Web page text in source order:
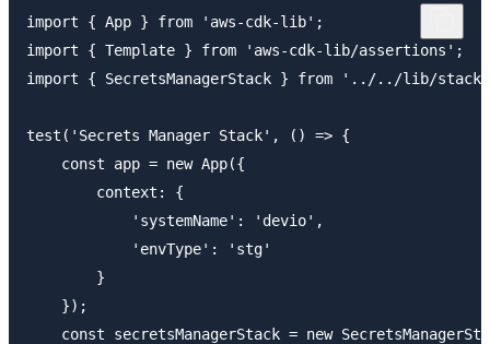
import { App } from 'aws-cdk-lib';
import { Template } from 'aws-cdk-lib/assertions';
import { SecretsManagerStack } from '../../lib/stack/
test('Secrets Manager Stack', () => {
    const app = new App({
        context: {
            'systemName': 'devio',
            'envType': 'stg'
        }
    });
const secretsManagerStack = new